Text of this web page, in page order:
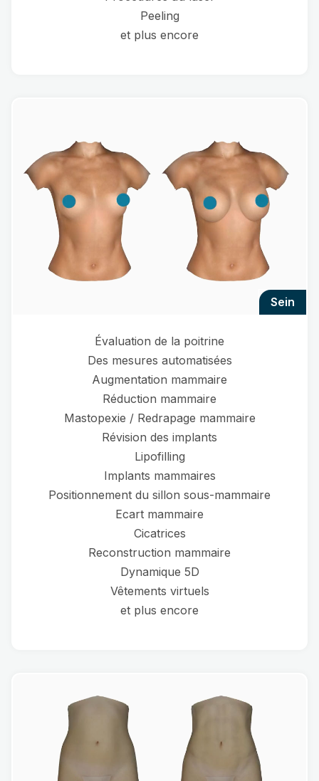
Peeling
et plus encore
sein
Évaluation de la poitrine
Des mesures automatisées
Augmentation mammaire
Réduction mammaire
Mastopexie / Redrapage mammaire
Révision des implants
Lipofilling
Implants mammaires
Positionnement du sillon sous-mammaire
Ecart mammaire
Cicatrices
Reconstruction mammaire
Dynamique 5D
Vêtements virtuels
et plus encore